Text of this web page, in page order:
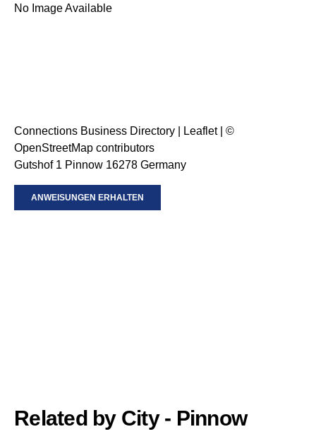
No Image Available
Connections Business Directory Leaflet| ©
OpenStreetMap contributors
Gutshof 1 Pinnow 16278 Germany
ANWEISUNGEN ERHALTEN
Related by City - Pinnow